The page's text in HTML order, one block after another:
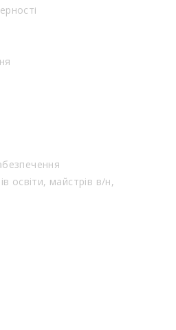
освіти, майстрів в/н,